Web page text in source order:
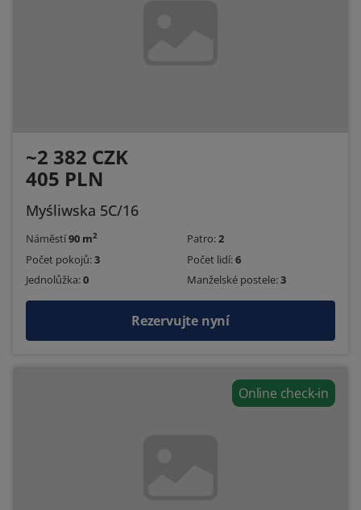
~2 382 CZK
405 PLN
Myśliwska 5C/16
Náměstí90 m2 Patro:2
Počet pokojů:3 Počet lidí:6
Jednolůžka:0 Manželské postele:3
Rezervujte nyní
Online check-in